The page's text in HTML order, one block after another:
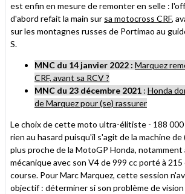
est enfin en mesure de remonter en selle :
d'abord refait la main sur sa motocross CRF,
sur les montagnes russes de Portimao au
S.
MNC du 14 janvier 2022 : Marquez
CRF, avant sa RCV ?
MNC du 23 décembre 2021 : Honda
de Marquez pour (se) rassurer
Le choix de cette moto ultra-élitiste - 188
rien au hasard puisqu'il s'agit de la machine
plus proche de la MotoGP Honda, notamment
mécanique avec son V4 de 999 cc porté à 215
course. Pour Marc Marquez, cette session
objectif : déterminer si son problème de